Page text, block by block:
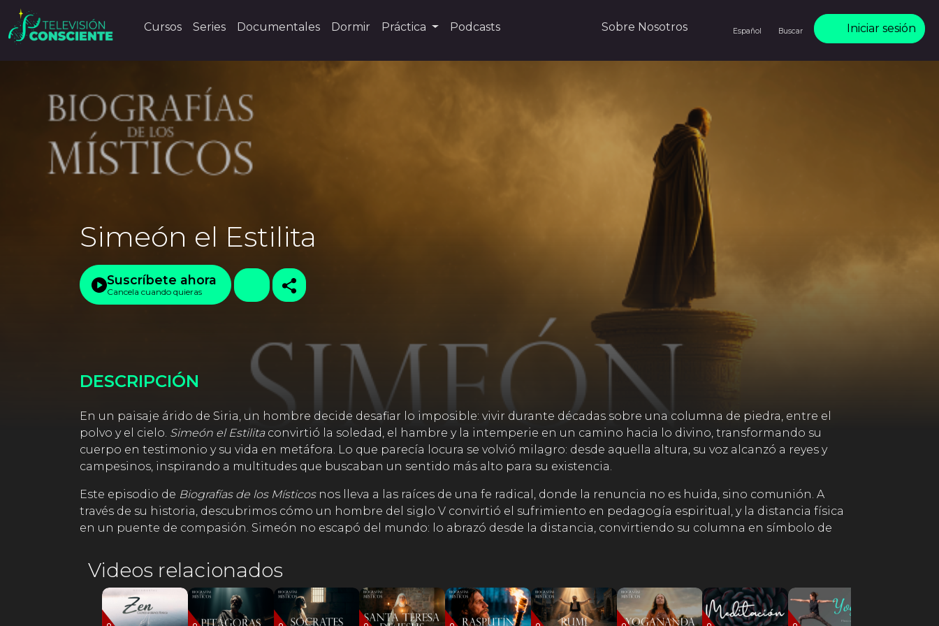
Cursos Series Documentales Dormir Práctica Podcasts Sobre Nosotros Español Buscar Iniciar sesión
Simeón el Estilita
Suscríbete ahora
Cancela cuando quieras
DESCRIPCIÓN
En un paisaje árido de Siria, un hombre decide desafiar lo imposible: vivir durante décadas sobre una columna de piedra, entre el
polvo y el cielo. Simeón el Estilitaconvirtió la soledad, el hambre y la intemperie en un camino hacia lo divino, transformando su
cuerpo en testimonio y su vida en metáfora. Lo que parecía locura se volvió milagro: desde aquella altura, su voz alcanzó a reyes y
campesinos, inspirando a multitudes que buscaban un sentido más alto para su existencia.
Este episodio de Biografías de los Místicosnos lleva a las raíces de una fe radical, donde la renuncia no es huida, sino comunión. A
través de su historia, descubrimos cómo un hombre del siglo V convirtió el sufrimiento en pedagogía espiritual, y la distancia física
en un puente de compasión. Simeón no escapó del mundo: lo abrazó desde la distancia, convirtiendo su columna en símbolo de
Más que un relato histórico,Simeón el Estilita
sacrificamos por lo que amamos? Desde lo alto de su columna, Simeón nos recuerda que la verdadera ascensión no consiste en huir
del mundo, sino en mirarlo desde una nueva altura: la del amor, la disciplina y la conciencia.
Videos relacionados